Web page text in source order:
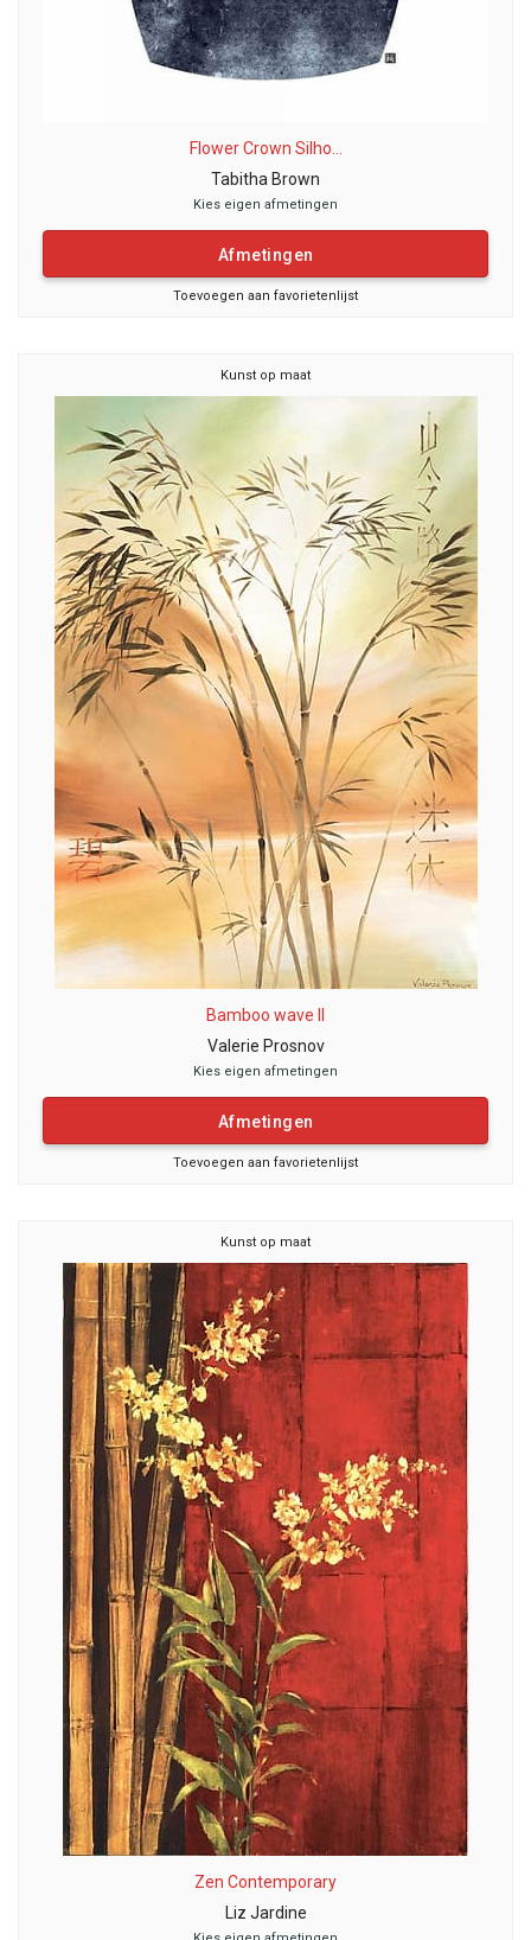
Flower Crown Silho...
Tabitha Brown
Kies eigen afmetingen
Afmetingen
Toevoegen aan favorietenlijst
Kunst op maat
Bamboo wave II
Valerie Prosnov
Kies eigen afmetingen
Afmetingen
Toevoegen aan favorietenlijst
Kunst op maat
Zen Contemporary
Liz Jardine